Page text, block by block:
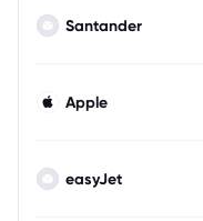
Santander
Apple
easyJet